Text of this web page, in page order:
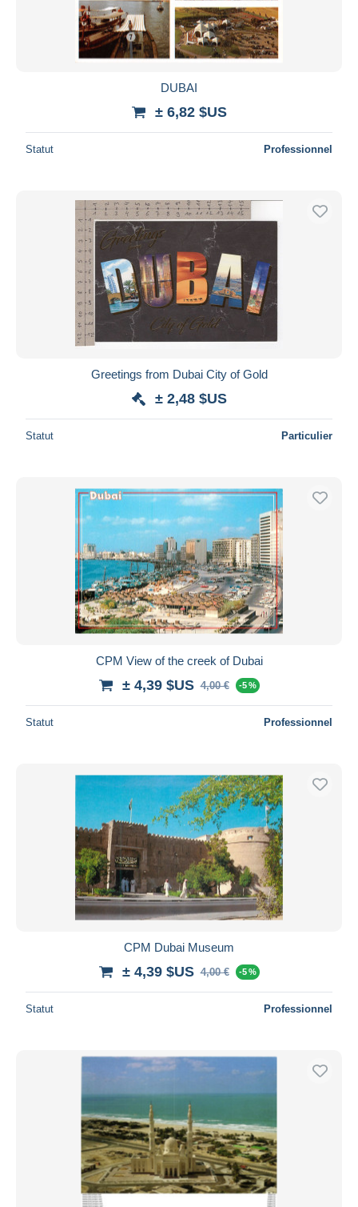
DUBAI
± 6,82 $US
Statut Professionnel
Greetings from Dubai City of Gold
± 2,48 $US
Statut Particulier
CPM View of the creek of Dubai
± 4,39 $US 4,00 € -5 %
Statut Professionnel
CPM Dubai Museum
± 4,39 $US 4,00 € -5 %
Statut Professionnel